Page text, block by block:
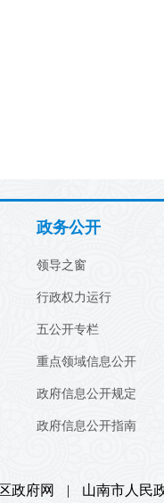
政务公开
领导之窗
行政权力运行
五公开专栏
重点领域信息公开
政府信息公开规定
政府信息公开指南
政府网 | 山南市人民